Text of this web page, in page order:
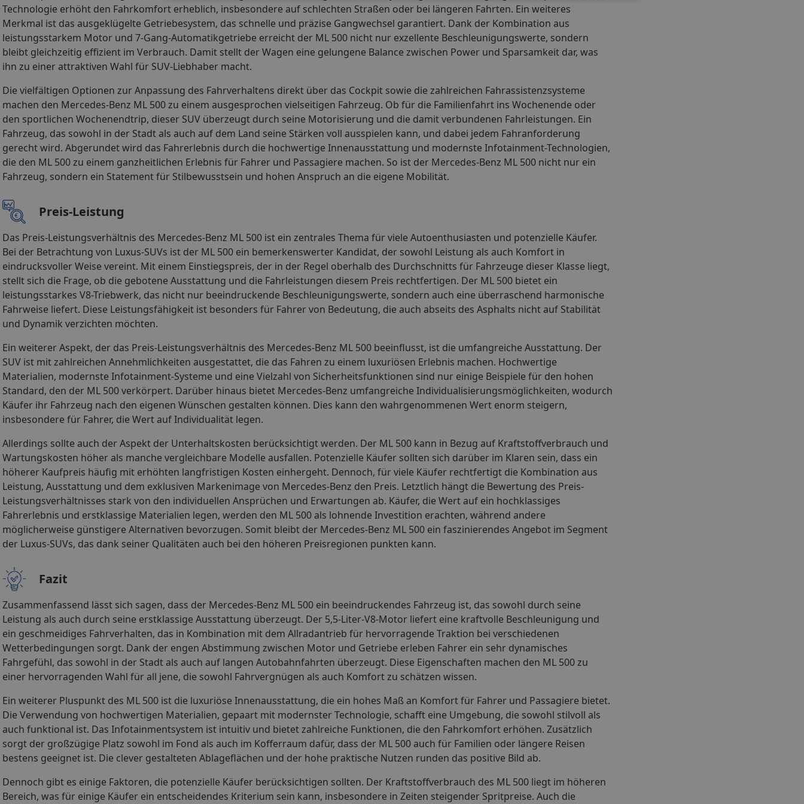
Technologie erhöht den Fahrkomfort erheblich, insbesondere auf schlechten Straßen oder bei längeren Fahrten. Ein weiteres
Merkmal ist das ausgeklügelte Getriebesystem, das schnelle und präzise Gangwechsel garantiert. Dank der Kombination aus
leistungsstarkem Motor und 7-Gang-Automatikgetriebe erreicht der ML 500 nicht nur exzellente Beschleunigungswerte, sondern
bleibt gleichzeitig effizient im Verbrauch. Damit stellt der Wagen eine gelungene Balance zwischen Power und Sparsamkeit dar, was
ihn zu einer attraktiven Wahl für SUV-Liebhaber macht.
Die vielfältigen Optionen zur Anpassung des Fahrverhaltens direkt über das Cockpit sowie die zahlreichen Fahrassistenzsysteme
machen den Mercedes-Benz ML 500 zu einem ausgesprochen vielseitigen Fahrzeug. Ob für die Familienfahrt ins Wochenende oder
den sportlichen Wochenendtrip, dieser SUV überzeugt durch seine Motorisierung und die damit verbundenen Fahrleistungen. Ein
Fahrzeug, das sowohl in der Stadt als auch auf dem Land seine Stärken voll ausspielen kann, und dabei jedem Fahranforderung
gerecht wird. Abgerundet wird das Fahrerlebnis durch die hochwertige Innenausstattung und modernste Infotainment-Technologien,
die den ML 500 zu einem ganzheitlichen Erlebnis für Fahrer und Passagiere machen. So ist der Mercedes-Benz ML 500 nicht nur ein
Fahrzeug, sondern ein Statement für Stilbewusstsein und hohen Anspruch an die eigene Mobilität.
Preis-Leistung
Das Preis-Leistungsverhältnis des Mercedes-Benz ML 500 ist ein zentrales Thema für viele Autoenthusiasten und potenzielle Käufer.
Bei der Betrachtung von Luxus-SUVs ist der ML 500 ein bemerkenswerter Kandidat, der sowohl Leistung als auch Komfort in
eindrucksvoller Weise vereint. Mit einem Einstiegspreis, der in der Regel oberhalb des Durchschnitts für Fahrzeuge dieser Klasse liegt,
stellt sich die Frage, ob die gebotene Ausstattung und die Fahrleistungen diesem Preis rechtfertigen. Der ML 500 bietet ein
leistungsstarkes V8-Triebwerk, das nicht nur beeindruckende Beschleunigungswerte, sondern auch eine überraschend harmonische
Fahrweise liefert. Diese Leistungsfähigkeit ist besonders für Fahrer von Bedeutung, die auch abseits des Asphalts nicht auf Stabilität
und Dynamik verzichten möchten.
Ein weiterer Aspekt, der das Preis-Leistungsverhältnis des Mercedes-Benz ML 500 beeinflusst, ist die umfangreiche Ausstattung. Der
SUV ist mit zahlreichen Annehmlichkeiten ausgestattet, die das Fahren zu einem luxuriösen Erlebnis machen. Hochwertige
Materialien, modernste Infotainment-Systeme und eine Vielzahl von Sicherheitsfunktionen sind nur einige Beispiele für den hohen
Standard, den der ML 500 verkörpert. Darüber hinaus bietet Mercedes-Benz umfangreiche Individualisierungsmöglichkeiten, wodurch
Käufer ihr Fahrzeug nach den eigenen Wünschen gestalten können. Dies kann den wahrgenommenen Wert enorm steigern,
insbesondere für Fahrer, die Wert auf Individualität legen.
Allerdings sollte auch der Aspekt der Unterhaltskosten berücksichtigt werden. Der ML 500 kann in Bezug auf Kraftstoffverbrauch und
Wartungskosten höher als manche vergleichbare Modelle ausfallen. Potenzielle Käufer sollten sich darüber im Klaren sein, dass ein
höherer Kaufpreis häufig mit erhöhten langfristigen Kosten einhergeht. Dennoch, für viele Käufer rechtfertigt die Kombination aus
Leistung, Ausstattung und dem exklusiven Markenimage von Mercedes-Benz den Preis. Letztlich hängt die Bewertung des Preis-
Leistungsverhältnisses stark von den individuellen Ansprüchen und Erwartungen ab. Käufer, die Wert auf ein hochklassiges
Fahrerlebnis und erstklassige Materialien legen, werden den ML 500 als lohnende Investition erachten, während andere
möglicherweise günstigere Alternativen bevorzugen. Somit bleibt der Mercedes-Benz ML 500 ein faszinierendes Angebot im Segment
der Luxus-SUVs, das dank seiner Qualitäten auch bei den höheren Preisregionen punkten kann.
Fazit
Zusammenfassend lässt sich sagen, dass der Mercedes-Benz ML 500 ein beeindruckendes Fahrzeug ist, das sowohl durch seine
Leistung als auch durch seine erstklassige Ausstattung überzeugt. Der 5,5-Liter-V8-Motor liefert eine kraftvolle Beschleunigung und
ein geschmeidiges Fahrverhalten, das in Kombination mit dem Allradantrieb für hervorragende Traktion bei verschiedenen
Wetterbedingungen sorgt. Dank der engen Abstimmung zwischen Motor und Getriebe erleben Fahrer ein sehr dynamisches
Fahrgefühl, das sowohl in der Stadt als auch auf langen Autobahnfahrten überzeugt. Diese Eigenschaften machen den ML 500 zu
einer hervorragenden Wahl für all jene, die sowohl Fahrvergnügen als auch Komfort zu schätzen wissen.
Ein weiterer Pluspunkt des ML 500 ist die luxuriöse Innenausstattung, die ein hohes Maß an Komfort für Fahrer und Passagiere bietet.
Die Verwendung von hochwertigen Materialien, gepaart mit modernster Technologie, schafft eine Umgebung, die sowohl stilvoll als
auch funktional ist. Das Infotainmentsystem ist intuitiv und bietet zahlreiche Funktionen, die den Fahrkomfort erhöhen. Zusätzlich
sorgt der großzügige Platz sowohl im Fond als auch im Kofferraum dafür, dass der ML 500 auch für Familien oder längere Reisen
bestens geeignet ist. Die clever gestalteten Ablageflächen und der hohe praktische Nutzen runden das positive Bild ab.
Dennoch gibt es einige Faktoren, die potenzielle Käufer berücksichtigen sollten. Der Kraftstoffverbrauch des ML 500 liegt im höheren
Bereich, was für einige Käufer ein entscheidendes Kriterium sein kann, insbesondere in Zeiten steigender Spritpreise. Auch die